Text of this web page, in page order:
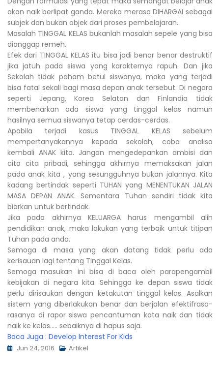
akan naik berlipat ganda. Mereka merasa DIHARGAI sebagai
subjek dan bukan objek dari proses pembelajaran.
Masalah TINGGAL KELAS bukanlah masalah sepele yang bisa
dianggap remeh.
Efek dari TINGGAL KELAS itu bisa jadi benar benar destruktif
jika jatuh pada siswa yang karakternya rapuh. Dan jika
Sekolah tidak paham betul siswanya, maka yang terjadi
bisa fatal sekali bagi masa depan anak tersebut. Di negara
seperti Jepang, Korea Selatan dan Finlandia tidak
membenarkan ada siswa yang tinggal kelas namun
hasilnya semua siswanya tetap cerdas-cerdas.
Apabila terjadi kasus TINGGAL KELAS sebelum
mempertanyakannya kepada sekolah, coba analisa
kembali ANAK kita. Jangan mengedepankan ambisi dan
cita cita pribadi, sehingga akhirnya memaksakan jalan
pada anak kita , yang sesungguhnya bukan jalannya. Kita
kadang bertindak seperti TUHAN yang MENENTUKAN JALAN
MASA DEPAN ANAK. Sementara Tuhan sendiri tidak kita
biarkan untuk bertindak.
Jika pada akhirnya KELUARGA harus mengambil alih
pendidikan anak, maka lakukan yang terbaik untuk titipan
Tuhan pada anda.
Semoga di masa yang akan datang tidak perlu ada
kerisauan lagi tentang Tinggal Kelas.
Semoga masukan ini bisa di baca oleh parapengambil
kebijakan di negara kita. Sehingga ke depan siswa tidak
perlu dirisaukan dengan ketakutan tinggal kelas. Asalkan
sistem yang diberlakukan benar dan berjalan efektifrasa-
rasanya di rapor siswa pencantuman kata naik dan tidak
naik ke kelas….. sebaiknya di hapus saja.
Baca Juga : Develop Interest For Kids
Jun 24, 2016 Artikel